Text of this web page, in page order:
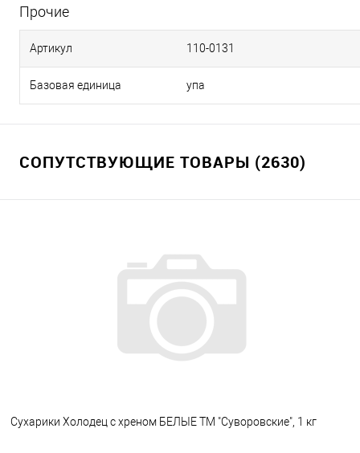
Прочие
Артикул 110-0131
Базовая единица упа
СОПУТСТВУЮЩИЕ ТОВАРЫ (2630)
Сухарики Холодец с хреном БЕЛЫЕ ТМ "Суворовские", 1 кг